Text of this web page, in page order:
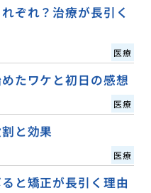
ぞれ？治療が長引く
医療
たワケと初日の感想
医療
と効果
医療
と矯正が長引く理由